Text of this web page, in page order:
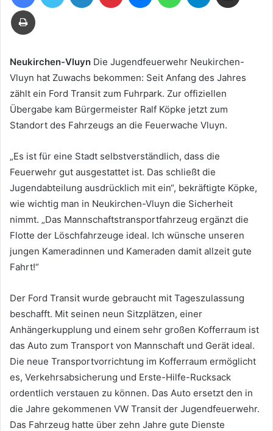
E-
Drucken
Neukirchen-Vluyn Die Jugendfeuerwehr Neukirchen-
Vluyn hat Zuwachs bekommen: Seit Anfang des Jahres
zählt ein Ford Transit zum Fuhrpark. Zur offiziellen
Übergabe kam Bürgermeister Ralf Köpke jetzt zum
Standort des Fahrzeugs an die Feuerwache Vluyn.
„Es ist für eine Stadt selbstverständlich, dass die
Feuerwehr gut ausgestattet ist. Das schließt die
Jugendabteilung ausdrücklich mit ein“, bekräftigte Köpke,
wie wichtig man in Neukirchen-Vluyn die Sicherheit
nimmt. „Das Mannschaftstransportfahrzeug ergänzt die
Flotte der Löschfahrzeuge ideal. Ich wünsche unseren
jungen Kameradinnen und Kameraden damit allzeit gute
Fahrt!“
Der Ford Transit wurde gebraucht mit Tageszulassung
beschafft. Mit seinen neun Sitzplätzen, einer
Anhängerkupplung und einem sehr großen Kofferraum ist
das Auto zum Transport von Mannschaft und Gerät ideal.
Die neue Transportvorrichtung im Kofferraum ermöglicht
es, Verkehrsabsicherung und Erste-Hilfe-Rucksack
ordentlich verstauen zu können. Das Auto ersetzt den in
die Jahre gekommenen VW Transit der Jugendfeuerwehr.
Das Fahrzeug hatte über zehn Jahre gute Dienste